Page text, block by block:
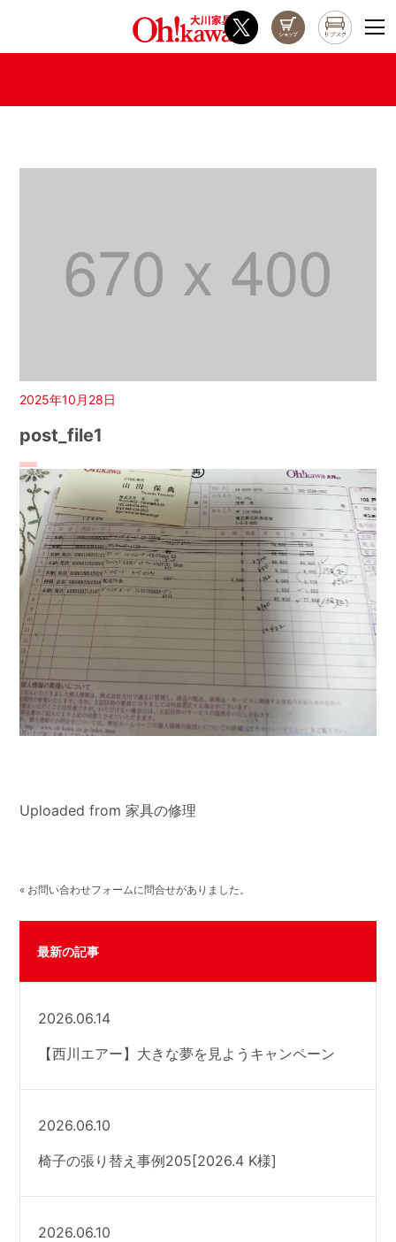
2025年10月28日
post_file1
Uploaded from 家具の修理
« お問い合わせフォームに問合せがありました。
最新の記事
2026.06.14
【西川エアー】大きな夢を見ようキャンペーン
2026.06.10
椅子の張り替え事例205[2026.4 K様]
2026.06.10